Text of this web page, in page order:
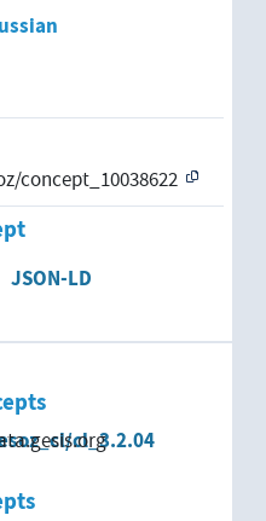
concept_10038622
JSON-LD
cl_3.2.04